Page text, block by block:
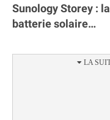
Sunology Storey : la
batterie solaire